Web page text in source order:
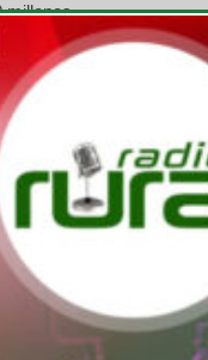
millones.
aseguró que
$ 3.700 millones en
de la entidad pública
programa Reactivación
de medidas
una Policía Rural
una policía que
por sobre todas las
efectivos a partir de
dice: hechos y no